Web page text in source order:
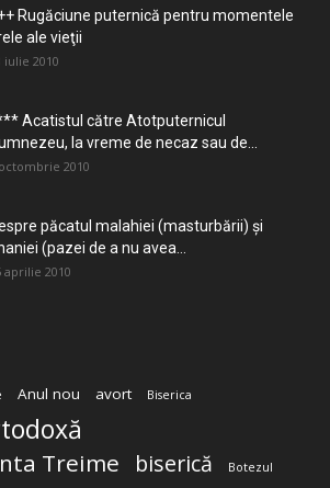
Rugăciune puternică pentru momentele
ale vieţii
iulie 2010
Acatistul către Atotputernicul
la vreme de necaz sau de...
2010
păcatul malahiei (masturbării) şi
(pazei de a nu avea...
aprilie 2010
Anul nou avort Biserica
Treime biserică Botezul